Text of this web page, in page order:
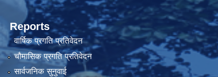
Reports
वार्षिक प्रगति प्रतिवेदन
चौमासिक प्रगति प्रतिवेदन
सार्वजनिक सुनुवाई